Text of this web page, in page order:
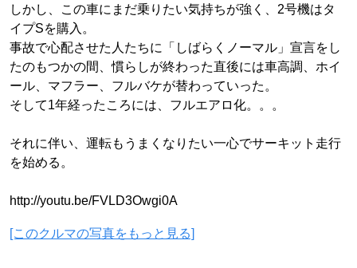
しかし、この車にまだ乗りたい気持ちが強く、2号機はタ
イプSを購入。
事故で心配させた人たちに「しばらくノーマル」宣言をし
たのもつかの間、慣らしが終わった直後には車高調、ホイ
ール、マフラー、フルバケが替わっていった。
そして1年経ったころには、フルエアロ化。。。
それに伴い、運転もうまくなりたい一心でサーキット走行
を始める。
http://youtu.be/FVLD3Owgi0A
[このクルマの写真をもっと見る]